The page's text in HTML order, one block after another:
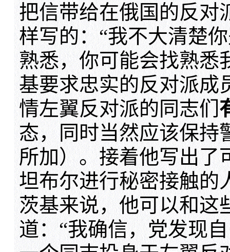
把信带给在俄国的反对
样写的：“我不大清楚
熟悉，你可能会找熟悉
基要求忠实的反对派成
情左翼反对派的同志们
态，同时当然应该保持
所加）。接着他写出了
坦布尔进行秘密接触的
茨基来说，他可以和这
道：“我确信，党发现